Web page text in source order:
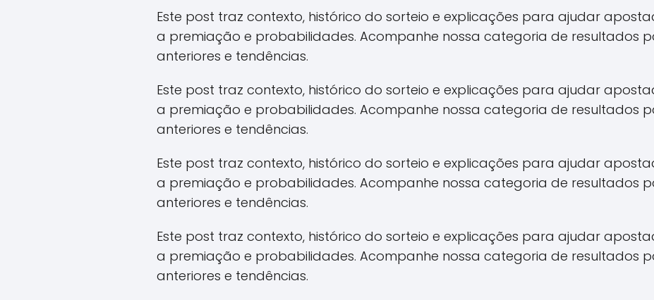
Este post traz contexto, histórico do sorteio e explicações para ajudar
a premiação e probabilidades. Acompanhe nossa categoria de resultados
anteriores e tendências.
Este post traz contexto, histórico do sorteio e explicações para ajudar
a premiação e probabilidades. Acompanhe nossa categoria de resultados
anteriores e tendências.
Este post traz contexto, histórico do sorteio e explicações para ajudar
a premiação e probabilidades. Acompanhe nossa categoria de resultados
anteriores e tendências.
Este post traz contexto, histórico do sorteio e explicações para ajudar
a premiação e probabilidades. Acompanhe nossa categoria de resultados
anteriores e tendências.